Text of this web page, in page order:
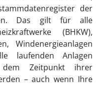
der
Das gilt für alle
(BHKW),
Windenergieanlagen
laufenden Anlagen
Zeitpunkt ihrer
– auch wenn Ihre